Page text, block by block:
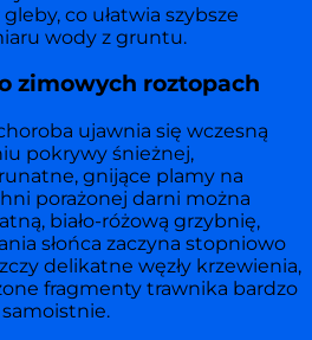
co ułatwia szybsze
wody z gruntu.
zimowych roztopach
ujawnia się wczesną
pokrywy śnieżnej,
gnijące plamy na
porażonej darni można
biało-różową grzybnię,
słońca zaczyna stopniowo
delikatne węzły krzewienia,
fragmenty trawnika bardzo